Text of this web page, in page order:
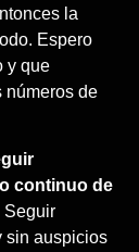
la
Espero
y que
números de
continuo de
Seguir
sin auspicios